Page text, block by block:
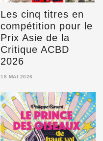
Les cinq titres en
compétition pour le
Prix Asie de la
Critique ACBD
2026
18 MAI 2026
MAI
2026